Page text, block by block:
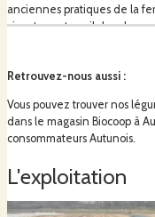
anciennes pratiques de la
vivant sans travail du sol.
Retrouver nos légume en
à Dracy-Saint-Loup
:http://
Retrouvez-nous aussi :
Vous pouvez trouver nos
dans le magasin Biocoop à
consommateurs Autunois.
L'exploitation